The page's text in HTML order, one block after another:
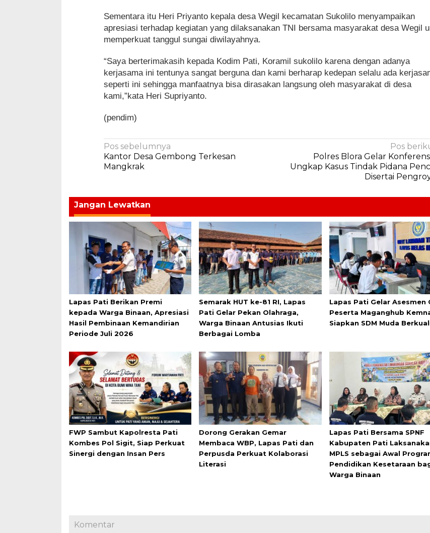
Sementara itu Heri Priyanto kepala desa Wegil kecamatan Sukolilo menyampaikan
apresiasi terhadap kegiatan yang dilaksanakan TNI bersama masyarakat desa Wegil
memperkuat tanggul sungai diwilayahnya.
“Saya berterimakasih kepada Kodim Pati, Koramil sukolilo karena dengan adanya
kerjasama ini tentunya sangat berguna dan kami berharap kedepan selalu ada
seperti ini sehingga manfaatnya bisa dirasakan langsung oleh masyarakat di desa
kami,”kata Heri Supriyanto.
(pendim)
Navigasi
pos
Pos sebelumnya
Kantor Desa Gembong Terkesan
Mangkrak
Pos
Polres Blora Gelar
Ungkap Kasus Tindak Pidana
Disertai
Jangan Lewatkan
Lapas Pati Berikan Premi
kepada Warga Binaan, Apresiasi
Hasil Pembinaan Kemandirian
Periode Juli 2026
Semarak HUT ke-81 RI, Lapas
Pati Gelar Pekan Olahraga,
Warga Binaan Antusias Ikuti
Berbagai Lomba
Lapas Pati Gelar Asesmen
Peserta Maganghub
Siapkan SDM Muda
FWP Sambut Kapolresta Pati
Kombes Pol Sigit, Siap Perkuat
Sinergi dengan Insan Pers
Dorong Gerakan Gemar
Membaca WBP, Lapas Pati dan
Perpusda Perkuat Kolaborasi
Literasi
Lapas Pati Bersama SPNF
Kabupaten Pati
MPLS sebagai Awal
Pendidikan Kesetaraan
Warga Binaan
Komentar